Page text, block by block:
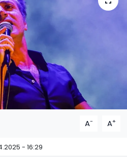
A- A+
- 16:29